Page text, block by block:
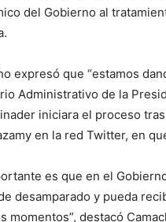
del Gobierno al
expresó que “estamos
Administrativo de la
iniciara el proceso
en la red Twitter, en
es que en el
desamparado y pueda
momentos”, destacó